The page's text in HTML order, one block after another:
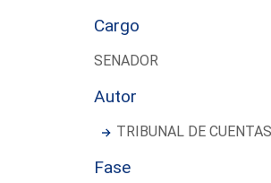
Cargo
SENADOR
Autor
TRIBUNAL DE CUENTAS
Fase